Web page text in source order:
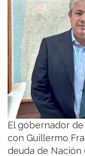
El gobernador
con Guillermo
deuda de